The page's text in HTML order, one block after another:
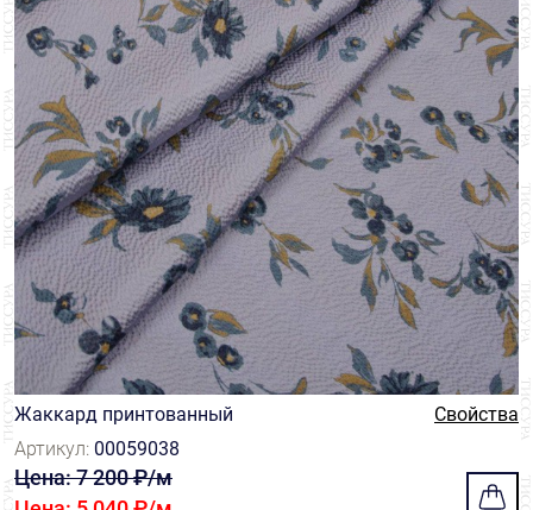
Жаккард принтованный
Свойства
Артикул: 00059038
Цена: 7 200 ₽/м